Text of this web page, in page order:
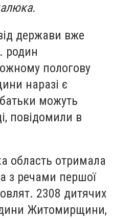
держави вже
родин
пологову
наразі є
можуть
повідомили в
область отримала
з речами першої
2308 дитячих
Житомирщини,